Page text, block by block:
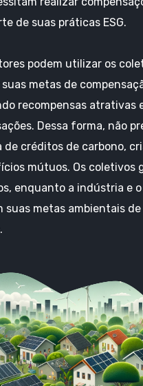
de suas práticas ESG.
podem utilizar os
metas de
recompensas atrativas
Dessa forma, não
de créditos de carbono,
mútuos. Os coletivos
enquanto a indústria e
suas metas ambientais